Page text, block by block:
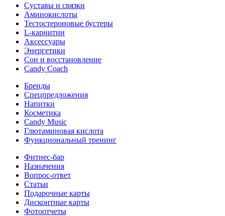
Суставы и связки
Аминокислоты
Тестостероновые бустеры
L-карнитин
Аксессуары
Энергетики
Сон и восстановление
Candy Coach
Бренды
Спецпредложения
Напитки
Косметика
Candy Music
Глютаминовая кислота
Функциональный тренинг
Фитнес-бар
Назначения
Вопрос-ответ
Статьи
Подарочные карты
Дисконтные карты
Фотоотчеты